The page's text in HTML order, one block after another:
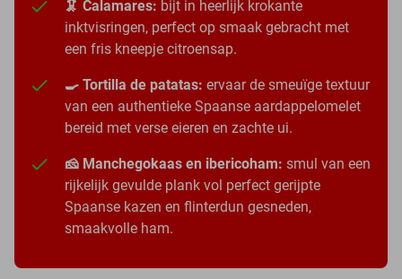
🦑 Calamares: bijt in heerlijk krokante
inktvisringen, perfect op smaak gebracht met
een fris kneepje citroensap.
🍳 Tortilla de patatas: ervaar de smeuïge textuur
van een authentieke Spaanse aardappelomelet
bereid met verse eieren en zachte ui.
🧀 Manchegokaas en ibericoham: smul van een
rijkelijk gevulde plank vol perfect gerijpte
Spaanse kazen en flinterdun gesneden,
smaakvolle ham.